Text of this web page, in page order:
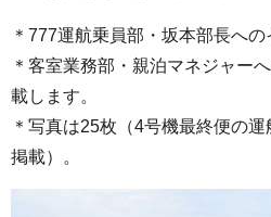
＊777運航乗員部・坂本部長へ
＊客室業務部・親泊マネジャー
載します。
＊写真は25枚（4号機最終便の
掲載）。